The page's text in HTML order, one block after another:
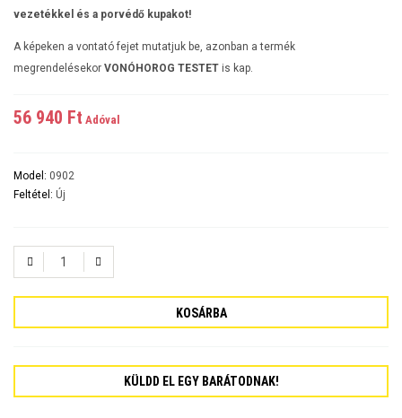
vezetékkel és a porvédő kupakot!
A képeken a vontató fejet mutatjuk be, azonban a termék
megrendelésekor VONÓHOROG TESTET is kap.
56 940 Ft‎ Adóval
Model: 0902
Feltétel: Új
KOSÁRBA
KÜLDD EL EGY BARÁTODNAK!